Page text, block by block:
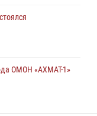
ОМОН «АХМАТ-1»